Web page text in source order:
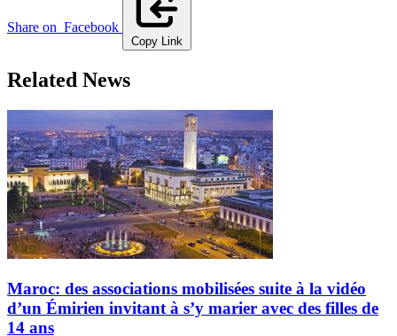
Share on Facebook
Copy Link
Related News
Maroc: des associations mobilisées suite à la vidéo
d’un Émirien invitant à s’y marier avec des filles de
14 ans